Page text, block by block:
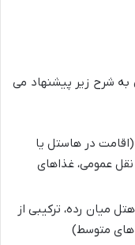
به شرح زیر پیشنهاد می
روز (اقامت در هاستل یا
نقل عمومی، غذاهای
روز (هتل میان رده، ترکیبی از
های متوسط)